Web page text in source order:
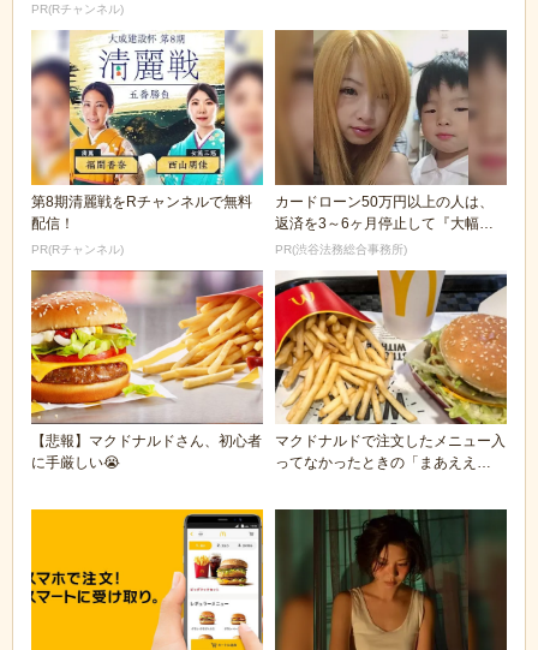
PR(Rチャンネル)
第8期清麗戦をRチャンネルで無料
配信！
PR(Rチャンネル)
カードローン50万円以上の人は、
返済を3～6ヶ月停止して『大幅に
減額してから返済...
PR(渋谷法務総合事務所)
【悲報】マクドナルドさん、初心者
に手厳しい😭
マクドナルドで注文したメニュー入
ってなかったときの「まあええ